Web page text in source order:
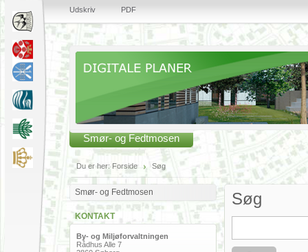
Udskriv PDF
Smør- og Fedtmosen
Du er her: Forside Søg
Smør- og Fedtmosen
KONTAKT
By- og Miljøforvaltningen
Rådhus Alle 7
Søg